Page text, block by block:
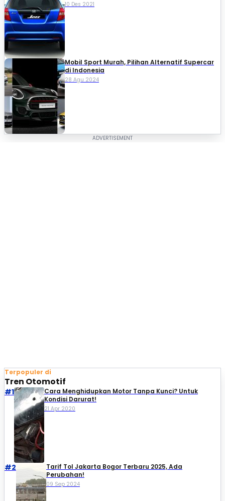
10 Des 2021
Mobil Sport Murah, Pilihan Alternatif Supercar
di Indonesia
28 Agu 2024
Terpopuler di
Tren Otomotif
#1
Cara Menghidupkan Motor Tanpa Kunci? Untuk
Kondisi Darurat!
21 Apr 2020
#2
Tarif Tol Jakarta Bogor Terbaru 2025, Ada
Perubahan!
09 Sep 2024